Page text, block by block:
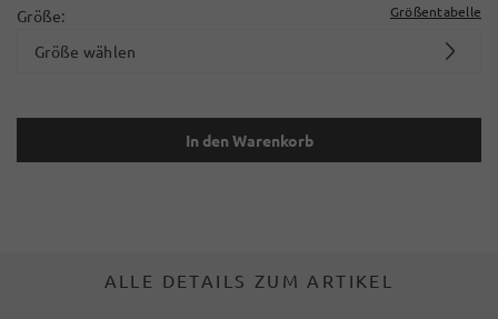
Größe: Größentabelle
Größe wählen
In den Warenkorb
ALLE DETAILS ZUM ARTIKEL